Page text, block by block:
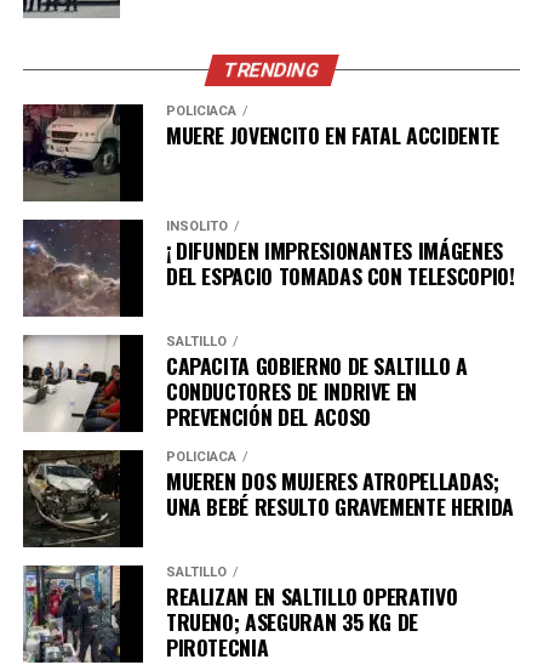
TRENDING
POLICÍACA
MUERE JOVENCITO EN FATAL ACCIDENTE
INSÓLITO
¡ DIFUNDEN IMPRESIONANTES IMÁGENES
DEL ESPACIO TOMADAS CON TELESCOPIO!
SALTILLO
CAPACITA GOBIERNO DE SALTILLO A
CONDUCTORES DE INDRIVE EN
PREVENCIÓN DEL ACOSO
POLICÍACA
MUEREN DOS MUJERES ATROPELLADAS;
UNA BEBÉ RESULTO GRAVEMENTE HERIDA
SALTILLO
REALIZAN EN SALTILLO OPERATIVO
TRUENO; ASEGURAN 35 KG DE
PIROTECNIA